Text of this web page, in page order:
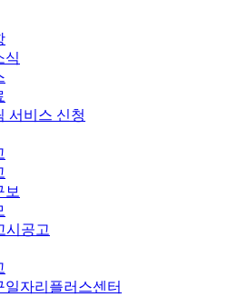
식
서비스 신청
보
시공고
일자리플러스센터